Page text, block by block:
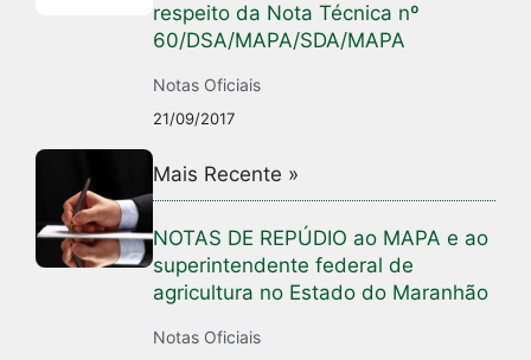
respeito da Nota Técnica nº
60/DSA/MAPA/SDA/MAPA
Notas Oficiais
21/09/2017
Mais Recente »
NOTAS DE REPÚDIO ao MAPA e ao
superintendente federal de
agricultura no Estado do Maranhão
Notas Oficiais